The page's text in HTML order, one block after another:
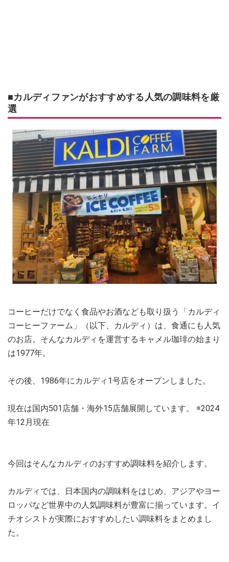
■カルディファンがおすすめする人気の調味料を厳
選
コーヒーだけでなく食品やお酒なども取り扱う「カルディ
コーヒーファーム」（以下、カルディ）は、食通にも人気
のお店。そんなカルディを運営するキャメル珈琲の始まり
は1977年。
その後、1986年にカルディ1号店をオープンしました。
現在は国内501店舗・海外15店舗展開しています。 ※2024
年12月現在
今回はそんなカルディのおすすめ調味料を紹介します。
カルディでは、日本国内の調味料をはじめ、アジアやヨー
ロッパなど世界中の人気調味料が豊富に揃っています。イ
チオシストが実際におすすめしたい調味料をまとめまし
た。